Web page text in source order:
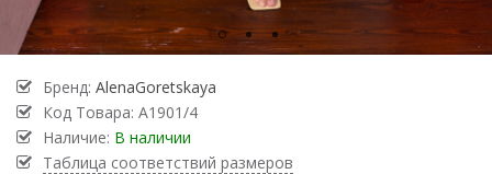
Бренд: AlenaGoretskaya
Код Товара: A1901/4
Наличие: В наличии
Таблица соответствий размеров